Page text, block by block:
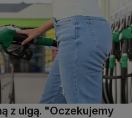
z ulgą. "Oczekujemy